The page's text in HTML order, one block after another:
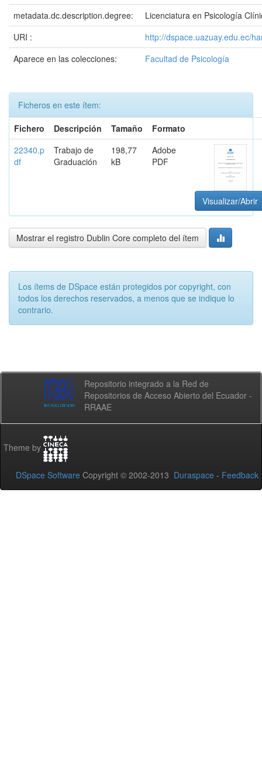
metadata.dc.description.degree:
Licenciatura en Psicología
URI :
http://dspace.uazuay.edu.ec/
Aparece en las colecciones:
Facultad de Psicología
Ficheros en este ítem:
Fichero
Descripción Tamaño
Formato
22340.p
df
Trabajo de
Graduación
198,77
kB
Adobe
PDF
Visualizar/Abrir
Mostrar el registro Dublin Core completo del ítem
Los ítems de DSpace están protegidos por copyright, con
todos los derechos reservados, a menos que se indique lo
contrario.
Repositorio integrado a la Red de
Repositorios de Acceso Abierto del Ecuador -
RRAAE
Theme by
DSpace Software Copyright © 2002-2013 Duraspace - Feedback